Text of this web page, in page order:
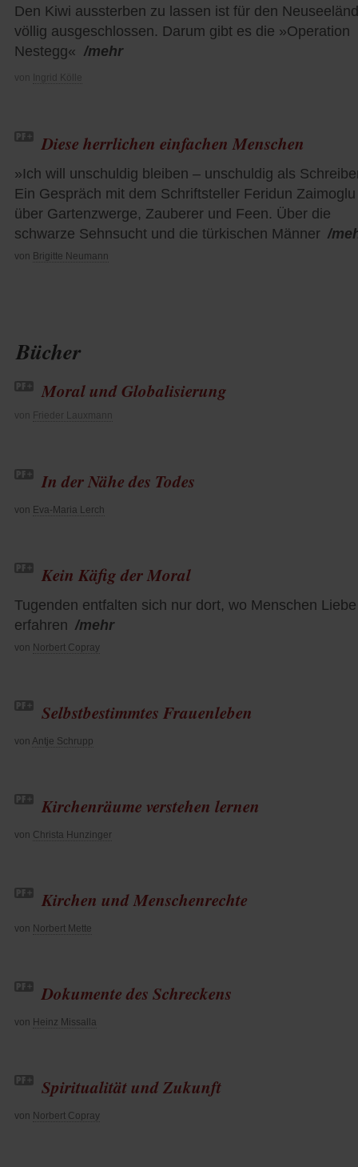
Den Kiwi aussterben zu lassen ist für den
völlig ausgeschlossen. Darum gibt es die »Operation
Nestegg« /mehr
von Ingrid Kölle
Diese herrlichen einfachen Menschen
»Ich will unschuldig bleiben – unschuldig als
Ein Gespräch mit dem Schriftsteller Feridun Zaimoglu
über Gartenzwerge, Zauberer und Feen. Über die
schwarze Sehnsucht und die türkischen Männer /
von Brigitte Neumann
Bücher
Moral und Globalisierung
von Frieder Lauxmann
In der Nähe des Todes
von Eva-Maria Lerch
Kein Käfig der Moral
Tugenden entfalten sich nur dort, wo Menschen Liebe
erfahren /mehr
von Norbert Copray
Selbstbestimmtes Frauenleben
von Antje Schrupp
Kirchenräume verstehen lernen
von Christa Hunzinger
Kirchen und Menschenrechte
von Norbert Mette
Dokumente des Schreckens
von Heinz Missalla
Spiritualität und Zukunft
von Norbert Copray